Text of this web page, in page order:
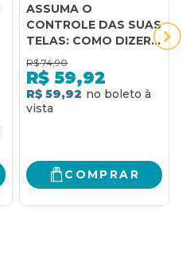
ASSUMA O
CONTROLE DAS SUAS
TELAS: COMO DIZER
NÃO PARA A
SOBRECARGA DE
INFORMAÇÃO,
MELHORAR A
TER MAIS TEMPO
PARA VOCÊ
R$ 74,90
R$ 59,92
R$ 59,92
COMPRAR